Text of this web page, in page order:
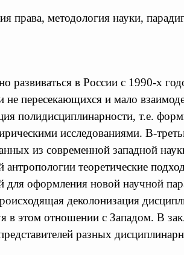
права, методология науки,
развиваться в России с 1990-х
пересекающихся и мало
полидисциплинарности, т.е.
исследованиями. В-
из современной западной
теоретические
для оформления новой научной
деколонизация
в этом отношении с Западом. В
разных